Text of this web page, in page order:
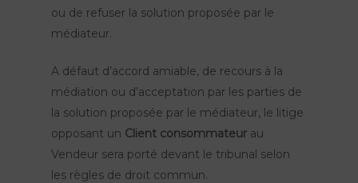
ou de refuser la solution proposée par le
médiateur.
A défaut d’accord amiable, de recours à la
médiation ou d’acceptation par les parties de
la solution proposée par le médiateur, le litige
opposant un Client consommateur au
Vendeur sera porté devant le tribunal selon
les règles de droit commun.